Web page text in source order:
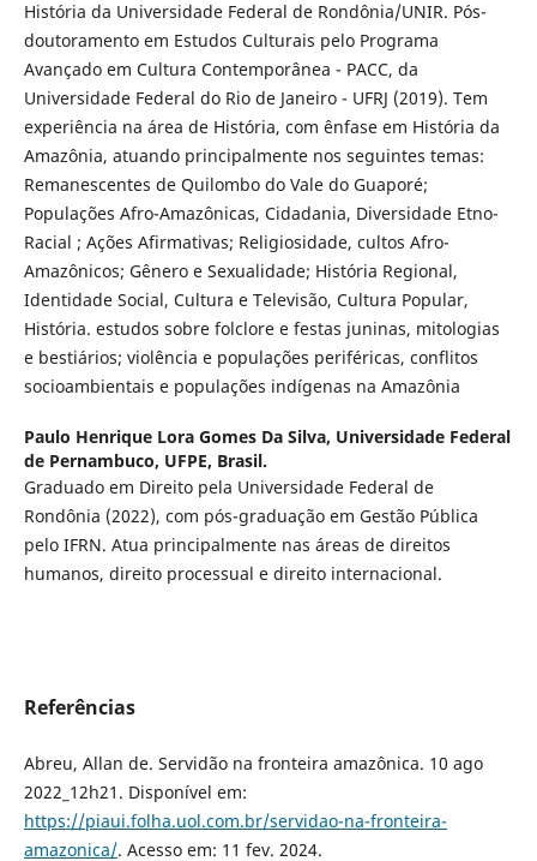
História da Universidade Federal de Rondônia/UNIR. Pós-
doutoramento em Estudos Culturais pelo Programa
Avançado em Cultura Contemporânea - PACC, da
Universidade Federal do Rio de Janeiro - UFRJ (2019). Tem
experiência na área de História, com ênfase em História da
Amazônia, atuando principalmente nos seguintes temas:
Remanescentes de Quilombo do Vale do Guaporé;
Populações Afro-Amazônicas, Cidadania, Diversidade Etno-
Racial ; Ações Afirmativas; Religiosidade, cultos Afro-
Amazônicos; Gênero e Sexualidade; História Regional,
Identidade Social, Cultura e Televisão, Cultura Popular,
História. estudos sobre folclore e festas juninas, mitologias
e bestiários; violência e populações periféricas, conflitos
socioambientais e populações indígenas na Amazônia
Paulo Henrique Lora Gomes Da Silva, Universidade Federal
de Pernambuco, UFPE, Brasil.
Graduado em Direito pela Universidade Federal de
Rondônia (2022), com pós-graduação em Gestão Pública
pelo IFRN. Atua principalmente nas áreas de direitos
humanos, direito processual e direito internacional.
Referências
Abreu, Allan de. Servidão na fronteira amazônica. 10 ago
2022_12h21. Disponível em:
https://piaui.folha.uol.com.br/servidao-na-fronteira-
amazonica/. Acesso em: 11 fev. 2024.